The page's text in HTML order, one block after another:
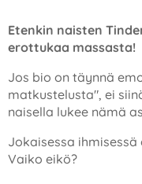
Etenkin naisten
erottukaa massasta!
Jos bio on täynnä
matkustelusta", ei
naisella lukee nämä
Jokaisessa
Vaiko eikö?